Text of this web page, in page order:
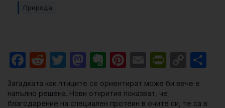
Природа
Facebook
RedditTwitter
Mastodon
Evernote
Pinterest
Email
Загадката как птиците се ориентират може би вече е
напълно решена. Нови открития показват, че
благодарение на специален протеин в очите си, те са в